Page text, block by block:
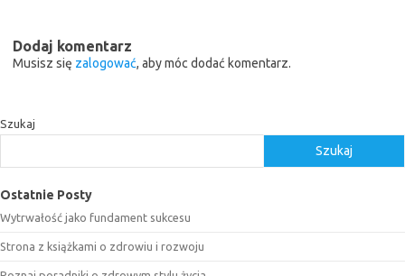
Dodaj komentarz
Musisz się zalogować, aby móc dodać komentarz.
Szukaj
Szukaj
Ostatnie Posty
Wytrwałość jako fundament sukcesu
Strona z książkami o zdrowiu i rozwoju